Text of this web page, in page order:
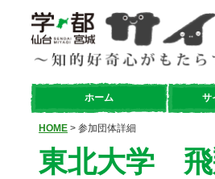
ホーム サ
HOME > 参加団体詳細
東北大学 飛